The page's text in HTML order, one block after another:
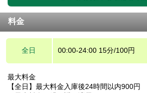
料金
全日 00:00-24:00 15分/100円
最大料金
【全日】最大料金入庫後24時間以内900円